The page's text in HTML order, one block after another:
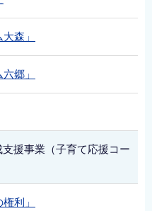
森」
郷」
援事業（子育て応援コー
利」